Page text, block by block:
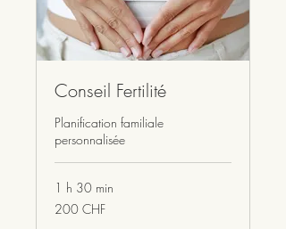
Conseil Fertilité
Planification familiale
personnalisée
1 h 30 min
200
francs
200 CHF